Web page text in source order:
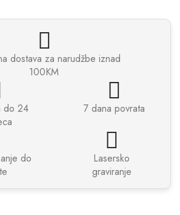
dostava za narudžbe iznad
100KM
do 24
7 dana povrata
do
Lasersko
graviranje